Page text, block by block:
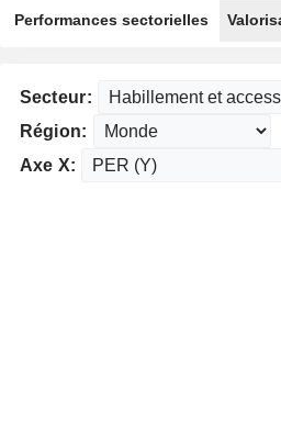
Performances sectorielles
Secteur:
Région:
Axe X: